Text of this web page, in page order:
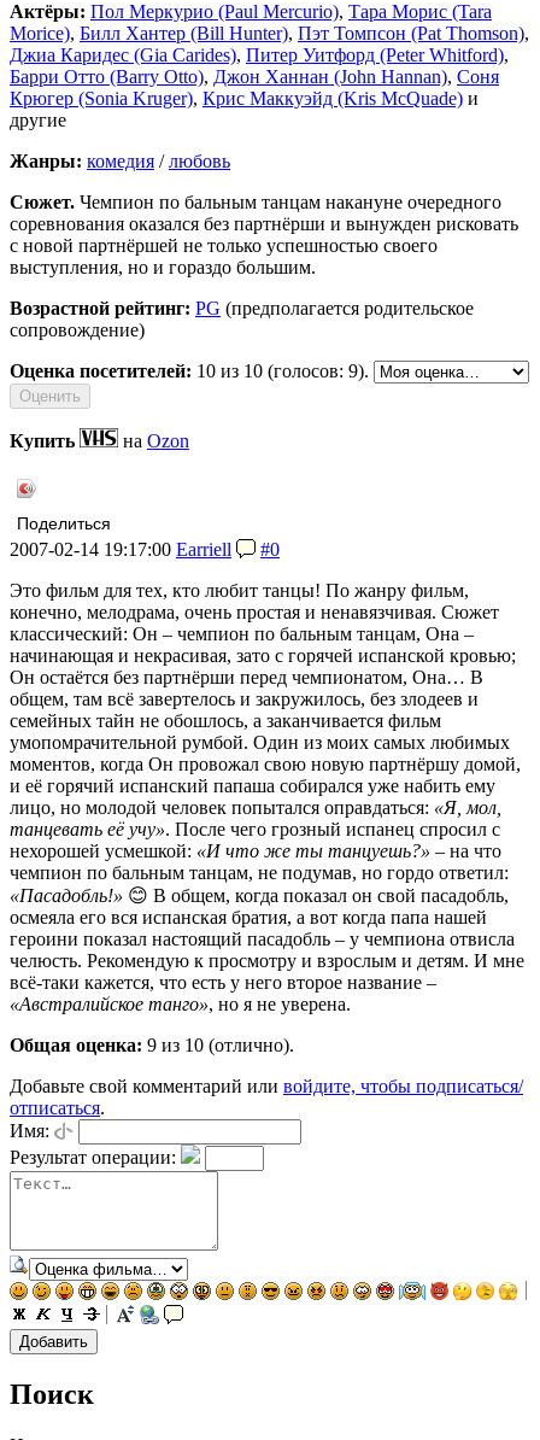
Актёры: Пол Меркурио (Paul Mercurio), Тара Морис (Tara
Morice), Билл Хантер (Bill Hunter), Пэт Томпсон (Pat Thomson),
Джиа Каридес (Gia Carides), Питер Уитфорд (Peter Whitford),
Барри Отто (Barry Otto), Джон Ханнан (John Hannan), Соня
Крюгер (Sonia Kruger), Крис Маккуэйд (Kris McQuade) и
другие
Жанры: комедия /любовь
Сюжет. Чемпион по бальным танцам накануне очередного
соревнования оказался без партнёрши и вынужден рисковать
с новой партнёршей не только успешностью своего
выступления, но и гораздо большим.
Возрастной рейтинг: PG (предполагается родительское
сопровождение)
Оценка посетителей: 10 из 10 (голосов: 9).
Купить на Ozon
Поделиться
2007-02-14 19:17:00 Earriell
#0
Это фильм для тех, кто любит танцы! По жанру фильм,
конечно, мелодрама, очень простая и ненавязчивая. Сюжет
классический: Он – чемпион по бальным танцам, Она –
начинающая и некрасивая, зато с горячей испанской кровью;
Он остаётся без партнёрши перед чемпионатом, Она… В
общем, там всё завертелось и закружилось, без злодеев и
семейных тайн не обошлось, а заканчивается фильм
умопомрачительной румбой. Один из моих самых любимых
моментов, когда Он провожал свою новую партнёршу домой,
и её горячий испанский папаша собирался уже набить ему
лицо, но молодой человек попытался оправдаться: «Я, мол,
танцевать её учу». После чего грозный испанец спросил с
нехорошей усмешкой: «И что же ты танцуешь?» – на что
чемпион по бальным танцам, не подумав, но гордо ответил:
«Пасадобль!» 😊 В общем, когда показал он свой пасадобль,
осмеяла его вся испанская братия, а вот когда папа нашей
героини показал настоящий пасадобль – у чемпиона отвисла
челюсть. Рекомендую к просмотру и взрослым и детям. И мне
всё-таки кажется, что есть у него второе название –
«Австралийское танго», но я не уверена.
Общая оценка: 9 из 10 (отлично).
Добавьте свой комментарий или войдите, чтобы подписаться/
отписаться.
Имя:
Результат операции:
Поиск